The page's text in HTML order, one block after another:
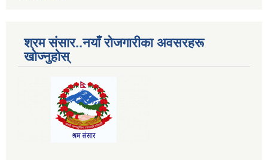
श्रम संसार..नयाँ रोजगारीका अवसरहरू
खोज्नुहोस्